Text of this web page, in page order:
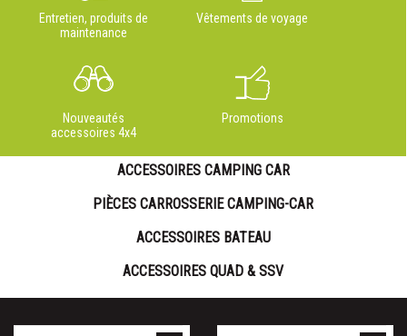
Entretien, produits de
maintenance
Vêtements de voyage
Nouveautés
accessoires 4x4
Promotions
ACCESSOIRES CAMPING CAR
PIÈCES CARROSSERIE CAMPING-CAR
ACCESSOIRES BATEAU
ACCESSOIRES QUAD & SSV